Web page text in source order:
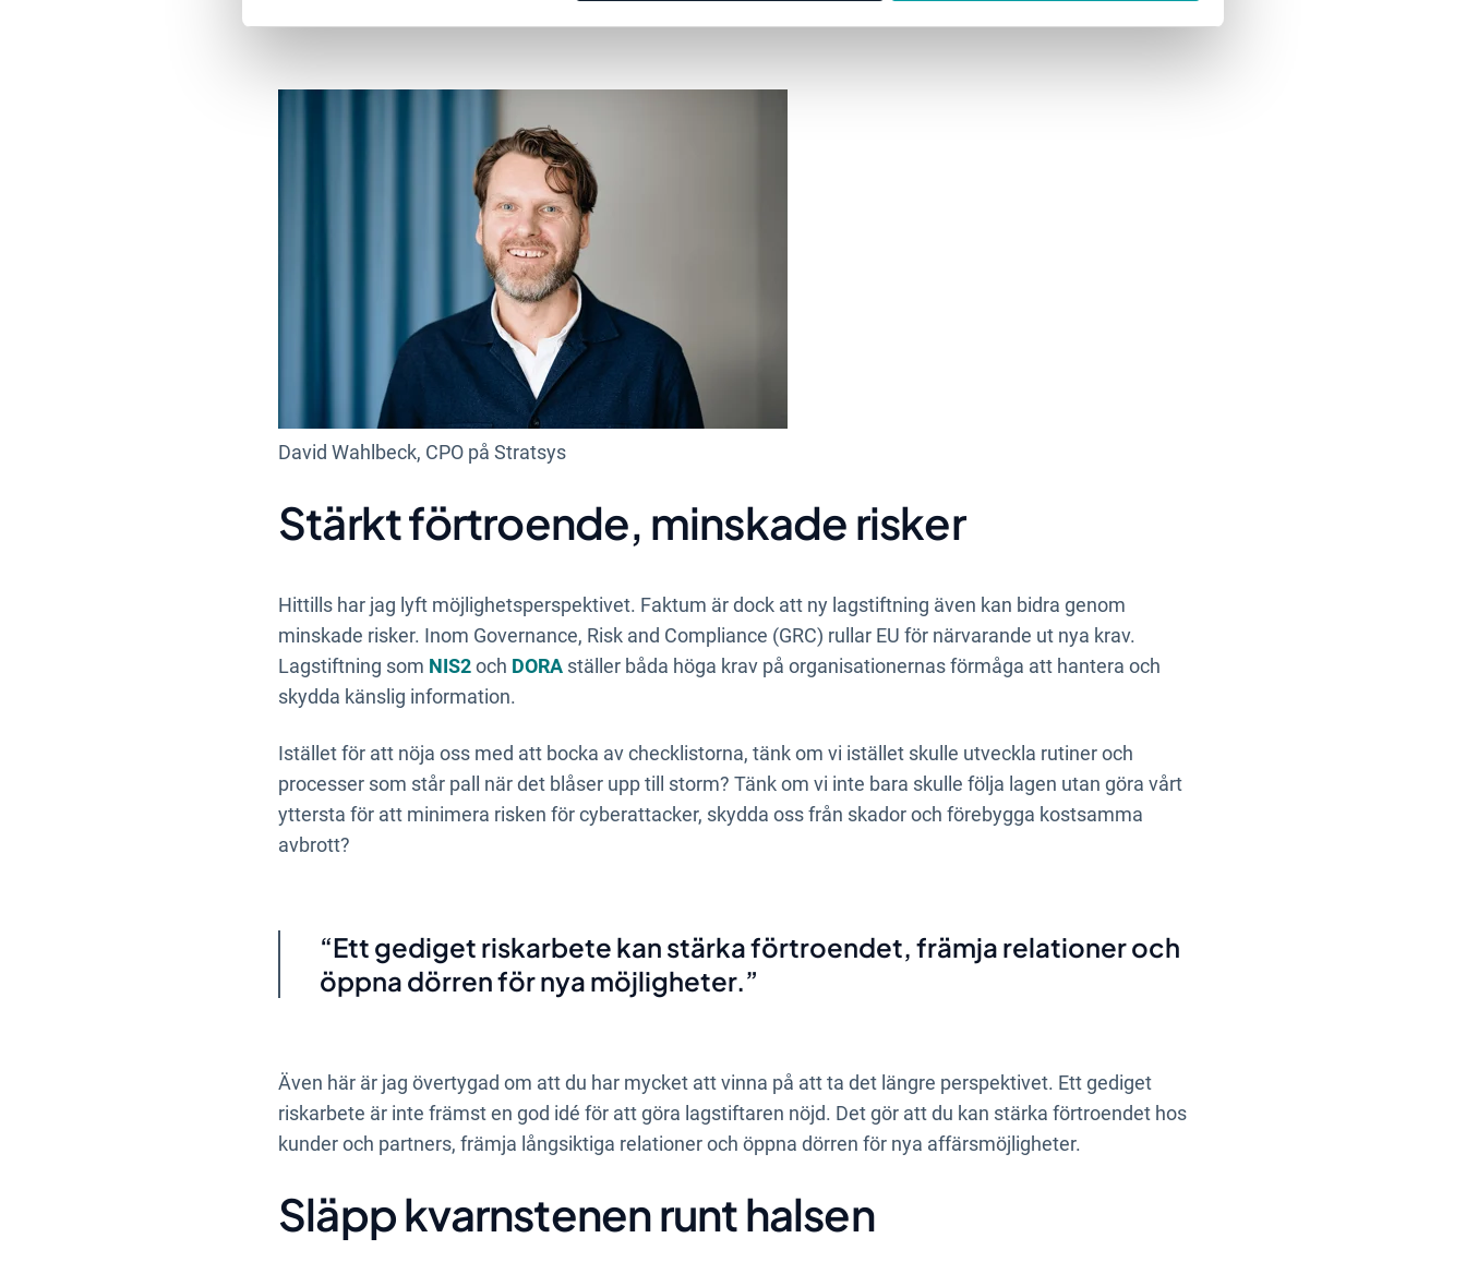
David Wahlbeck, CPO på Stratsys
Stärkt förtroende, minskade risker
Hittills har jag lyft möjlighetsperspektivet. Faktum är dock att ny lagstiftning även kan bidra genom
minskade risker. Inom Governance, Risk and Compliance (GRC) rullar EU för närvarande ut nya krav.
Lagstiftning som NIS2och DORA ställer båda höga krav på organisationernas förmåga att hantera och
skydda känslig information.
Istället för att nöja oss med att bocka av checklistorna, tänk om vi istället skulle utveckla rutiner och
processer som står pall när det blåser upp till storm? Tänk om vi inte bara skulle följa lagen utan göra vårt
yttersta för att minimera risken för cyberattacker, skydda oss från skador och förebygga kostsamma
avbrott?
Ett gediget riskarbete kan stärka förtroendet, främja relationer och
öppna dörren för nya möjligheter.
Även här är jag övertygad om att du har mycket att vinna på att ta det längre perspektivet. Ett gediget
riskarbete är inte främst en god idé för att göra lagstiftaren nöjd. Det gör att du kan stärka förtroendet hos
kunder och partners, främja långsiktiga relationer och öppna dörren för nya affärsmöjligheter.
Släpp kvarnstenen runt halsen